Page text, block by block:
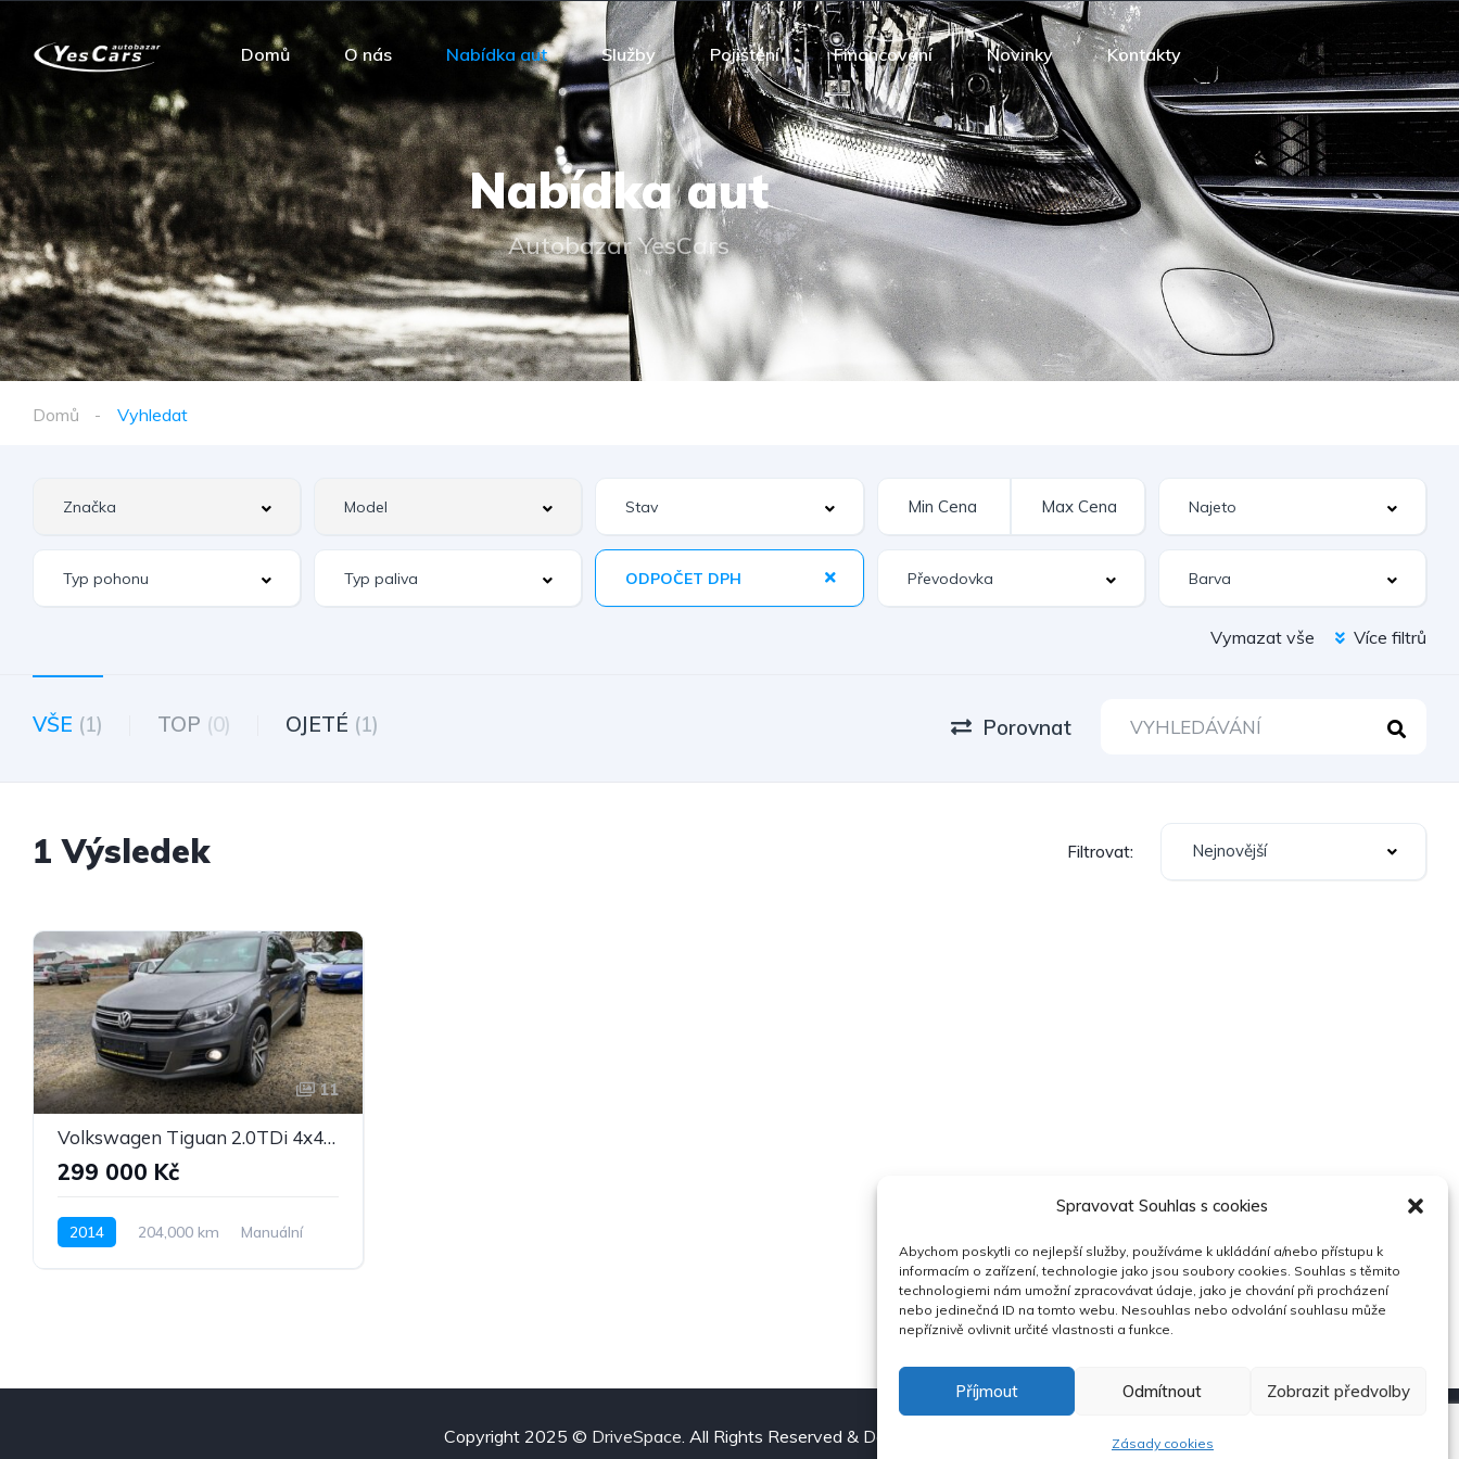
Spravovat Souhlas s cookies
Abychom poskytli co nejlepší služby, používáme k ukládání a/nebo přístupu k
informacím o zařízení, technologie jako jsou soubory cookies. Souhlas s těmito
technologiemi nám umožní zpracovávat údaje, jako je chování při procházení
nebo jedinečná ID na tomto webu. Nesouhlas nebo odvolání souhlasu může
nepříznivě ovlivnit určité vlastnosti a funkce.
Příjmout Odmítnout Zobrazit předvolby
Zásady cookies
Domů O nás Nabídka aut Služby Pojištění Financování Novinky Kontakty
Nabídka aut
Autobazar YesCars
Domů Vyhledat
ODPOČET DPH
Vymazat vše Více filtrů
VŠE (1) TOP (0) OJETÉ (1) Porovnat
1 Výsledek Filtrovat: Nejnovější
11
Volkswagen Tiguan 2.0TDi 4x4 DPH
299 000 Kč
2014 204,000 km
Manuální
Copyright 2025 © DriveSpace . All Rights Reserved & Design